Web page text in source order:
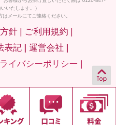
いたします。）
はメールにてご連絡ください。
針 | ご利用規約 |
表記 | 運営会社 |
イバシーポリシー |